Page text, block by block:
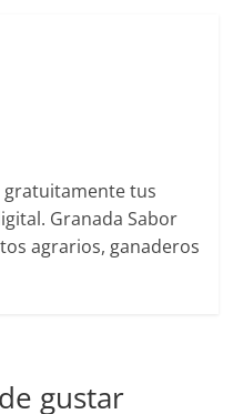
gratuitamente tus
Granada Sabor
agrarios, ganaderos
gustar